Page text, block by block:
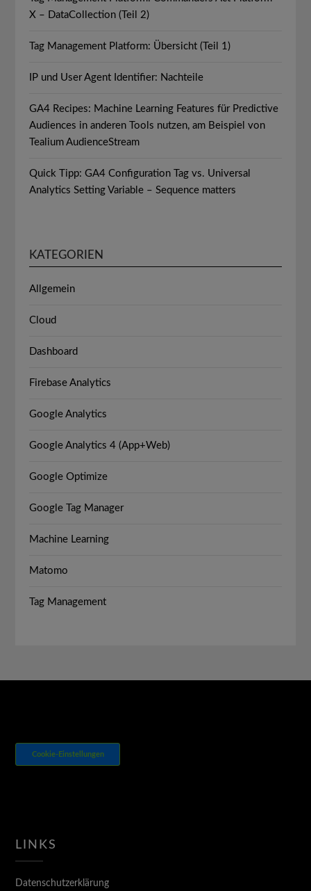
X – DataCollection (Teil 2)
Tag Management Platform: Übersicht (Teil 1)
IP und User Agent Identifier: Nachteile
GA4 Recipes: Machine Learning Features für Predictive
Audiences in anderen Tools nutzen, am Beispiel von
Tealium AudienceStream
Quick Tipp: GA4 Configuration Tag vs. Universal
Analytics Setting Variable – Sequence matters
KATEGORIEN
Allgemein
Cloud
Dashboard
Firebase Analytics
Google Analytics
Google Analytics 4 (App+Web)
Google Optimize
Google Tag Manager
Machine Learning
Matomo
Tag Management
Cookie-Einstellungen
LINKS
Datenschutzerklärung